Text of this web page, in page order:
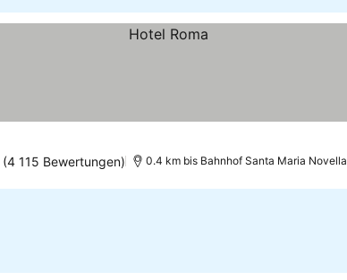
(4 115 Bewertungen) 0.4 km bis Bahnhof Santa Maria Novella